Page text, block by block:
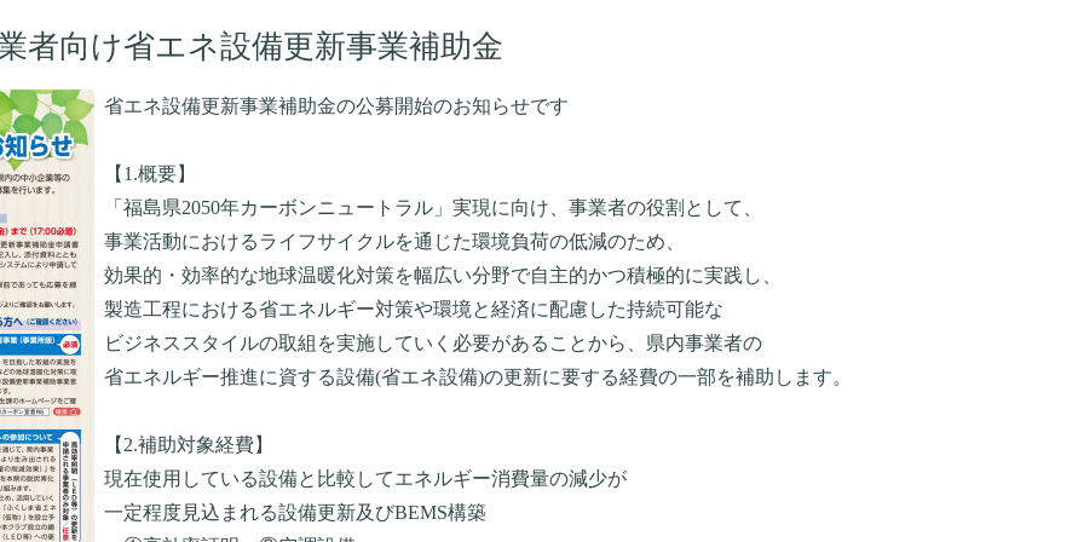
者向け省エネ設備更新事業補助金
省エネ設備更新事業補助金の公募開始のお知らせです
【1.概要】
「福島県2050年カーボンニュートラル」実現に向け、事業者の役割として、
事業活動におけるライフサイクルを通じた環境負荷の低減のため、
効果的・効率的な地球温暖化対策を幅広い分野で自主的かつ積極的に実践し、
製造工程における省エネルギー対策や環境と経済に配慮した持続可能な
ビジネススタイルの取組を実施していく必要があることから、県内事業者の
省エネルギー推進に資する設備(省エネ設備)の更新に要する経費の一部を補助します。
【2.補助対象経費】
現在使用している設備と比較してエネルギー消費量の減少が
一定程度見込まれる設備更新及びBEMS構築